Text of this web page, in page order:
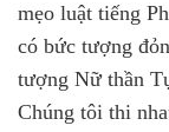
mẹo luật tiếng
có bức tượng
tượng Nữ thần
Chúng tôi thi